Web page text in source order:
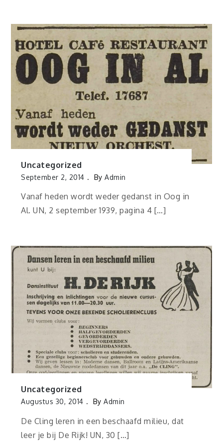
Uncategorized
September 2, 2014 ByAdmin
Vanaf heden wordt weder gedanst in Oog in
Al. UN, 2 september 1939, pagina 4 […]
Uncategorized
Augustus 30, 2014 ByAdmin
De Cling leren in een beschaafd milieu, dat
leer je bij De Rijk! UN, 30 […]